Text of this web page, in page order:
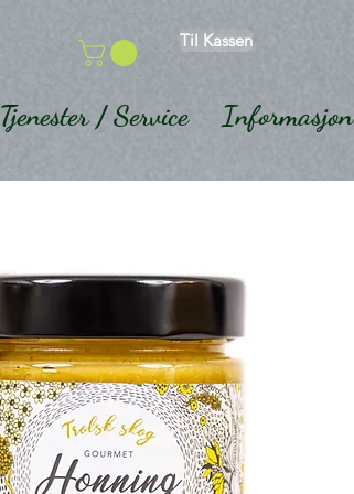
Til Kassen
Tjenester / Service Informasjon